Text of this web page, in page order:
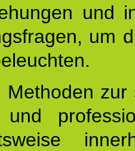
und
um
Methoden zur
und